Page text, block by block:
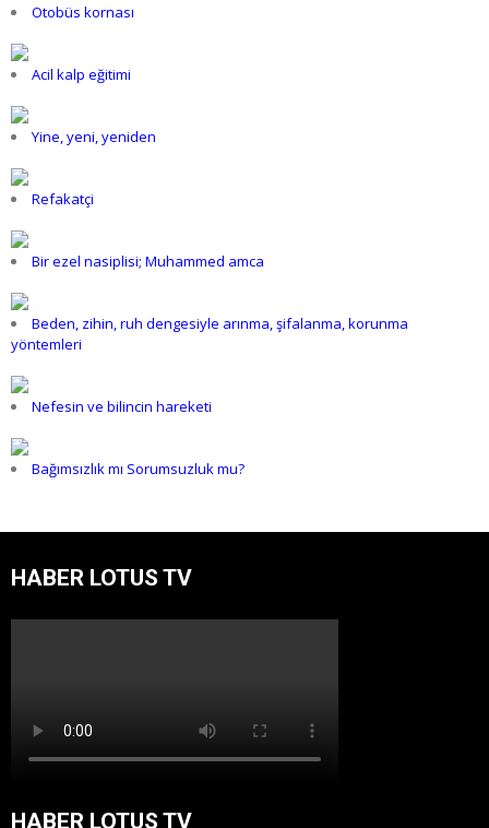
Otobüs kornası
Acil kalp eğitimi
Yine, yeni, yeniden
Refakatçi
Bir ezel nasiplisi; Muhammed amca
Beden, zihin, ruh dengesiyle arınma, şifalanma, korunma
yöntemleri
Nefesin ve bilincin hareketi
Bağımsızlık mı Sorumsuzluk mu?
HABER LOTUS TV
HABER LOTUS TV